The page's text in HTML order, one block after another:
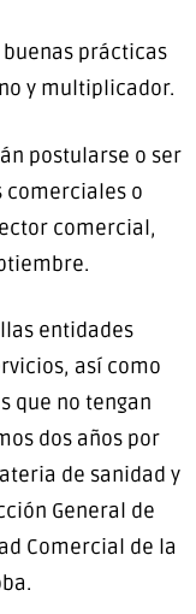
prácticas
y multiplicador.
postularse o ser
comerciales o
comercial,
entidades
así como
que no tengan
dos años por
de sanidad y
General de
Comercial de la